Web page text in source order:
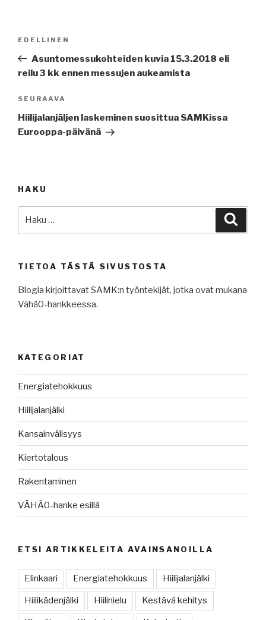
Edellinen
artikkeli
EDELLINEN
Asuntomessukohteiden kuvia 15.3.2018 eli
reilu 3 kk ennen messujen aukeamista
Seuraava
artikkeli
SEURAAVA
Hiilijalanjäljen laskeminen suosittua SAMKissa
Eurooppa-päivänä
HAKU
TIETOA TÄSTÄ SIVUSTOSTA
Blogia kirjoittavat SAMK:n työntekijät, jotka ovat mukana
Vähä0-hankkeessa.
KATEGORIAT
Energiatehokkuus
Hiilijalanjälki
Kansainvälisyys
Kiertotalous
Rakentaminen
VÄHÄ0-hanke esillä
ETSI ARTIKKELEITA AVAINSANOILLA
Elinkaari Energiatehokkuus Hiilijalanjälki
Hiilikädenjälki Hiilinielu Kestävä kehitys